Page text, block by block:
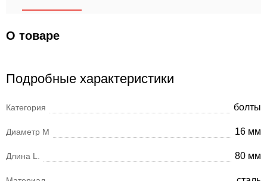
О товаре
Подробные характеристики
Категория болты
Диаметр М 16 мм
Длина L. 80 мм